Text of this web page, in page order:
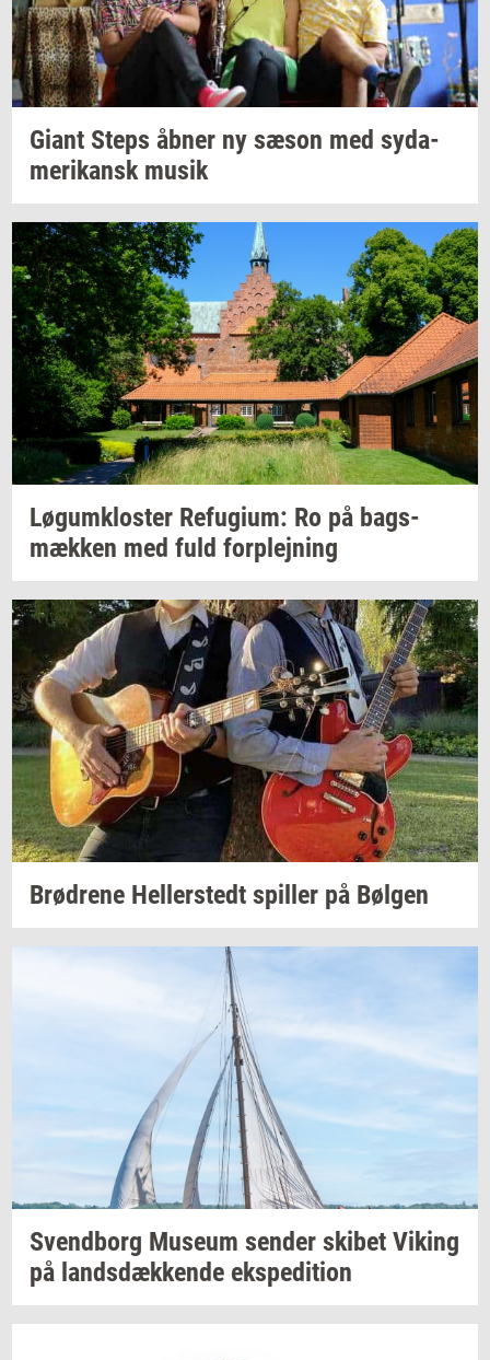
Giant Steps åbner ny sæson med sy­da­
me­ri­kanskmusik
Løgum­klo­ster Re­fu­gi­um: Ro på bags­
mæk­ken med fuld for­plej­ning
Brød­re­ne Hel­ler­stedt spil­ler på Bøl­gen
Svend­borg Mu­se­um sen­der ski­bet Viking
på lands­dæk­ken­de eks­pe­di­tion